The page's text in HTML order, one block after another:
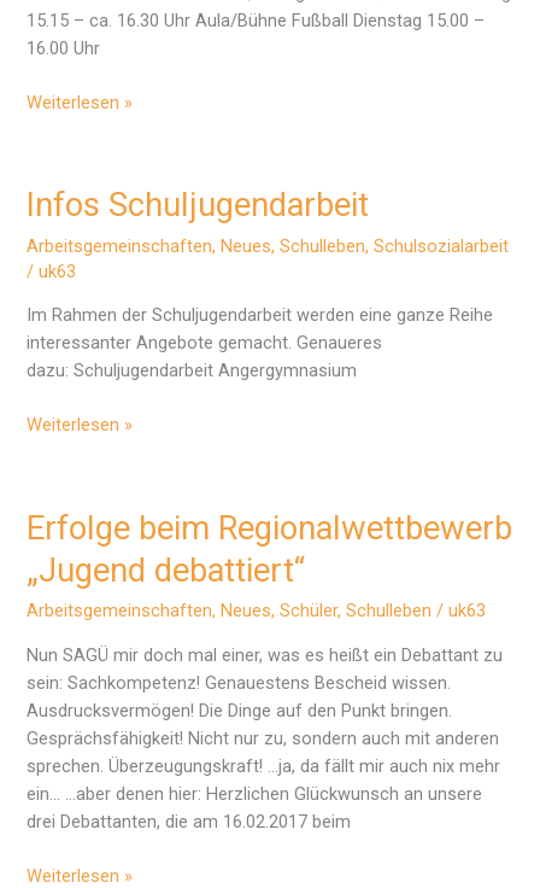
15.15 – ca. 16.30 Uhr Aula/Bühne Fußball Dienstag 15.00 –
16.00 Uhr
AG-
Weiterlesen »
Infos Schuljugendarbeit
Arbeitsgemeinschaften,Neues,Schulleben,Schulsozialarbeit
/uk63
Im Rahmen der Schuljugendarbeit werden eine ganze Reihe
interessanter Angebote gemacht. Genaueres
dazu: Schuljugendarbeit Angergymnasium
Infos
Weiterlesen »
Erfolge beim Regionalwettbewerb
„Jugend debattiert“
Arbeitsgemeinschaften,Neues,Schüler,Schulleben /uk63
Nun SAGÜ mir doch mal einer, was es heißt ein Debattant zu
sein: Sachkompetenz! Genauestens Bescheid wissen.
Ausdrucksvermögen! Die Dinge auf den Punkt bringen.
Gesprächsfähigkeit! Nicht nur zu, sondern auch mit anderen
sprechen. Überzeugungskraft! …ja, da fällt mir auch nix mehr
ein… …aber denen hier: Herzlichen Glückwunsch an unsere
drei Debattanten, die am 16.02.2017 beim
Erfolge
Weiterlesen »